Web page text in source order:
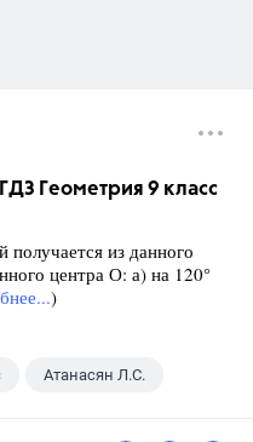
Геометрия 9 класс
из данного
центра О: а) на 120°
)
Атанасян Л.С.